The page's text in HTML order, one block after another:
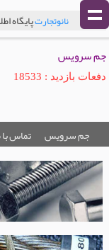
نانوتجارتپایگاه
جم سرویس
دفعات بازدید : 18533
جم سرویس تماس با